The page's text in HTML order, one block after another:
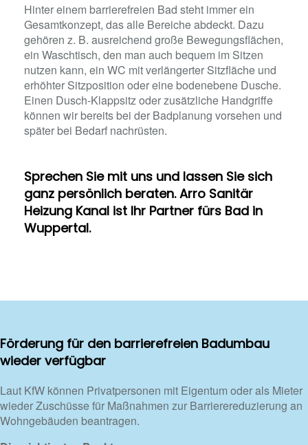
Hinter einem barrierefreien Bad steht immer ein
Gesamtkonzept, das alle Bereiche abdeckt. Dazu
gehören z. B. ausreichend große Bewegungsflächen,
ein Waschtisch, den man auch bequem im Sitzen
nutzen kann, ein WC mit verlängerter Sitzfläche und
erhöhter Sitzposition oder eine bodenebene Dusche.
Einen Dusch-Klappsitz oder zusätzliche Handgriffe
können wir bereits bei der Badplanung vorsehen und
später bei Bedarf nachrüsten.
Sprechen Sie mit uns und lassen Sie sich
ganz persönlich beraten. Arro Sanitär
Heizung Kanal ist Ihr Partner fürs Bad in
Wuppertal.
Förderung für den barrierefreien Badumbau
wieder verfügbar
Laut KfW können Privatpersonen mit Eigentum oder als Mieter
wieder Zuschüsse für Maßnahmen zur Barrierereduzierung an
Wohngebäuden beantragen.